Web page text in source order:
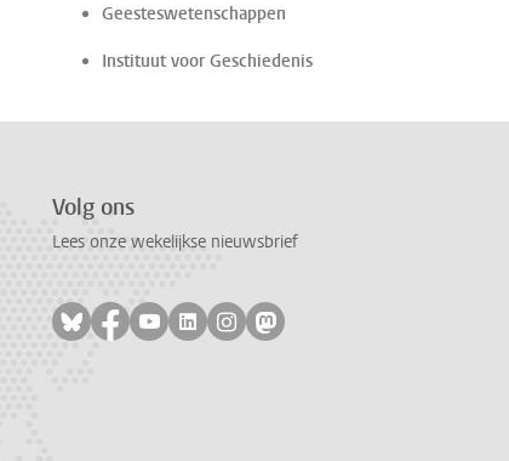
Geesteswetenschappen
Instituut voor Geschiedenis
Volg ons
Lees onze wekelijkse nieuwsbrief
Volg ons op bluesky
Volg ons op facebook
Volg ons op youtube
Volg ons op linkedin
Volg ons op instagram
Volg ons op mastodon